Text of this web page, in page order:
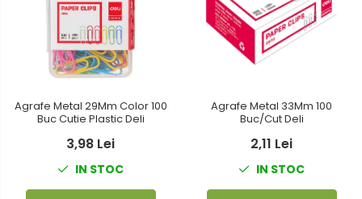
Agrafe Metal 29Mm Color 100
Buc Cutie Plastic Deli
3,98 Lei
IN STOC
Agrafe Metal 33Mm 100
Buc/Cut Deli
2,11 Lei
IN STOC